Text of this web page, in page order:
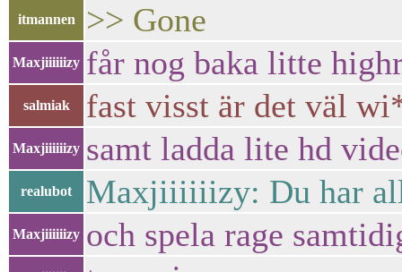
itmannen >> Gone
Maxjiiiiiizy får nog baka litte
salmiak fast visst är det väl
Maxjiiiiiizy samt ladda lite hd
realubot Maxjiiiiiizy: Du har
Maxjiiiiiizy och spela rage